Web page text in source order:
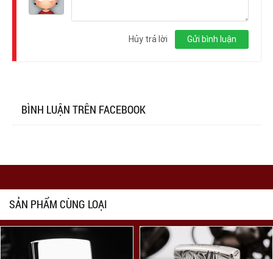
Gửi bình luận
Hủy trả lời
BÌNH LUẬN TRÊN FACEBOOK
SẢN PHẨM CÙNG LOẠI